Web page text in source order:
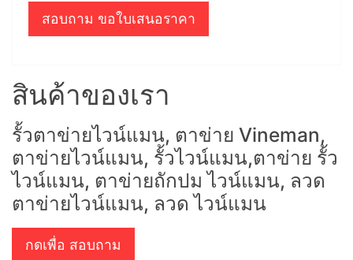
สอบถาม ขอใบเสนอราคา
สินค้าของเรา
รั้วตาข่ายไวน์แมน, ตาข่าย Vineman,
ตาข่ายไวน์แมน, รั้วไวน์แมน,ตาข่าย รั้ว
ไวน์แมน, ตาข่ายถักปม ไวน์แมน, ลวด
ตาข่ายไวน์แมน, ลวด ไวน์แมน
กดเพื่อ สอบถาม